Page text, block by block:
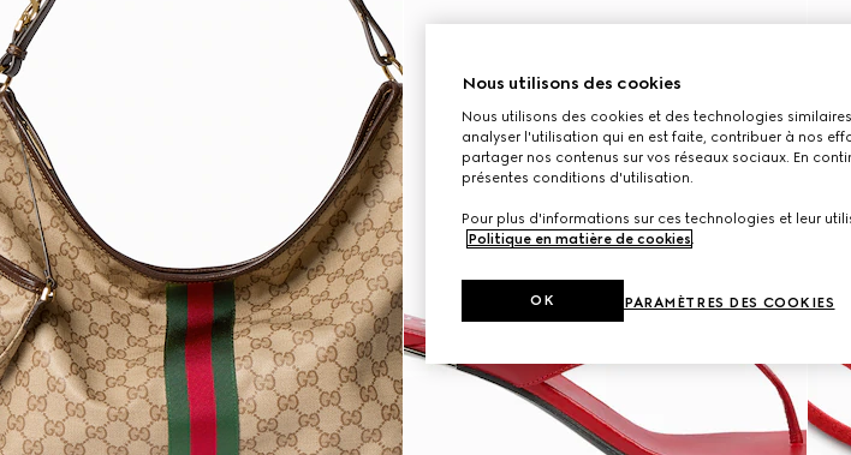
Nous utilisons des cookies
Nous utilisons des cookies et des technologies
analyser l'utilisation qui en est faite, contribuer à nos
partager nos contenus sur vos réseaux sociaux. En
présentes conditions d'utilisation.
Pour plus d'informations sur ces technologies et leur
Politique en matière de cookies.
PARAMÈTRES DES COOKIES
OK